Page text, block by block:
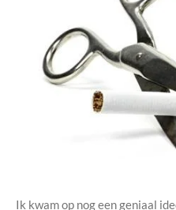
Ik kwam op nog een geniaal